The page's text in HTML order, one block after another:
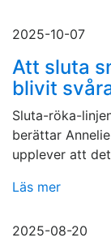
2025-10-07
Att sluta
blivit
Sluta-röka-
berättar
upplever att
Läs mer
2025-08-20